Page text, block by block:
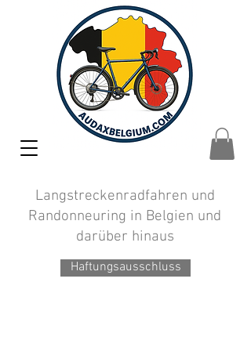
Haftungsausschluss
Langstreckenradfahren und
Randonneuring in Belgien und
darüber hinaus